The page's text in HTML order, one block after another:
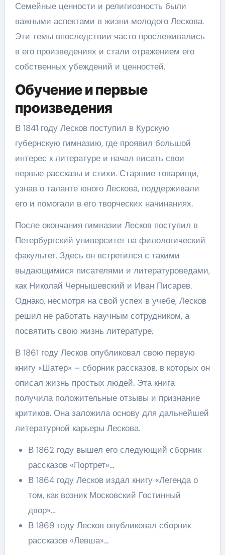
Семейные ценности и религиозность были
важными аспектами в жизни молодого Лескова.
Эти темы впоследствии часто прослеживались
в его произведениях и стали отражением его
собственных убеждений и ценностей.
Обучение и первые
произведения
В 1841 году Лесков поступил в Курскую
губернскую гимназию, где проявил большой
интерес к литературе и начал писать свои
первые рассказы и стихи. Старшие товарищи,
узнав о таланте юного Лескова, поддерживали
его и помогали в его творческих начинаниях.
После окончания гимназии Лесков поступил в
Петербургский университет на филологический
факультет. Здесь он встретился с такими
выдающимися писателями и литературоведами,
как Николай Чернышевский и Иван Писарев.
Однако, несмотря на свой успех в учебе, Лесков
решил не работать научным сотрудником, а
посвятить свою жизнь литературе.
В 1861 году Лесков опубликовал свою первую
книгу «Шатер» – сборник рассказов, в которых он
описал жизнь простых людей. Эта книга
получила положительные отзывы и признание
критиков. Она заложила основу для дальнейшей
литературной карьеры Лескова.
В 1862 году вышел его следующий сборник
рассказов «Портрет»…
В 1864 году Лесков издал книгу «Легенда о
том, как возник Московский Гостинный
двор»…
В 1869 году Лесков опубликовал сборник
рассказов «Левша»…